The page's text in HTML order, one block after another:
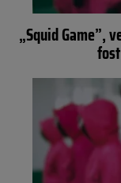
„Squid Game”,